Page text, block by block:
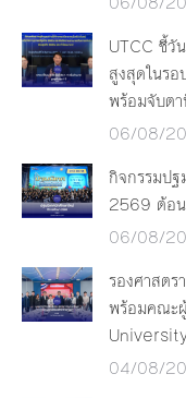
UTCC ชี้วั
สูงสุดในรอ
พร้อมจับตา
06/08/
กิจกรรมปฐ
2569 ต้อน
06/08/
รองศาสตร
พร้อมคณะ
04/08/